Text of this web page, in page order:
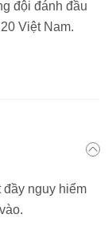
đội đánh đầu
Việt Nam.
đầy nguy hiểm